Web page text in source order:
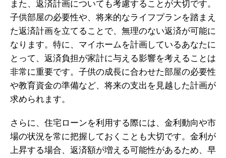
また、返済計画についても考慮することが大切です。
子供部屋の必要性や、将来的なライフプランを踏まえ
た返済計画を立てることで、無理のない返済が可能に
なります。特に、マイホームを計画しているあなたに
とって、返済負担が家計に与える影響を考えることは
非常に重要です。子供の成長に合わせた部屋の必要性
や教育資金の準備など、将来の支出を見越した計画が
求められます。
さらに、住宅ローンを利用する際には、金利動向や市
場の状況を常に把握しておくことも大切です。金利が
上昇する場合、返済額が増える可能性があるため、早